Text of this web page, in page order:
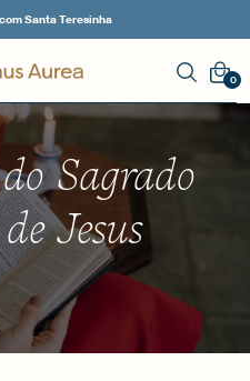
Santa Teresinha
0
Sagrado
Jesus